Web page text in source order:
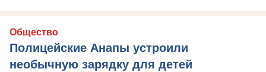
Общество
Полицейские Анапы устроили
необычную зарядку для детей